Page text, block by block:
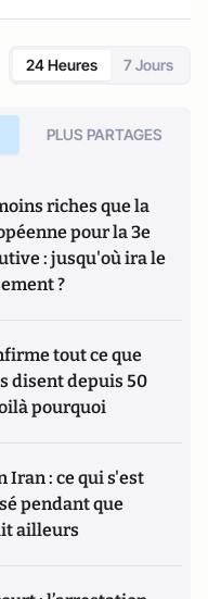
24 Heures 7 Jours
PLUS PARTAGES
riches que la
pour la 3e
: jusqu'où ira le
?
tout ce que
disent depuis 50
pourquoi
Iran : ce qui s'est
pendant que
ailleurs